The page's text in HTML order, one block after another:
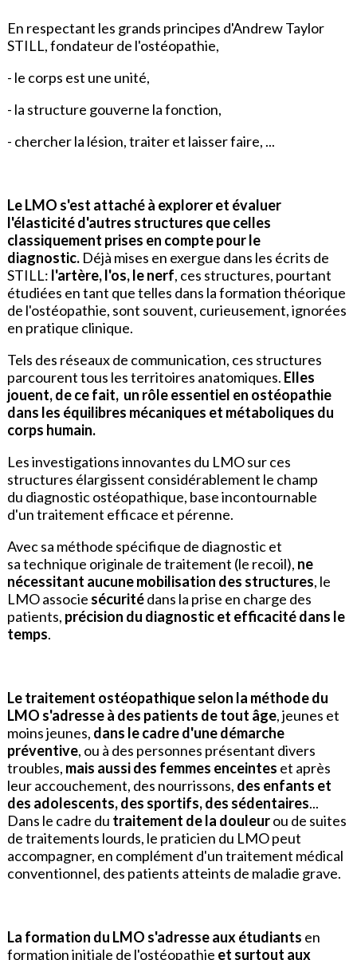
En respectant les grands principes d'Andrew Taylor
STILL, fondateur de l'ostéopathie,
- le corps est une unité,
- la structure gouverne la fonction,
- chercher la lésion, traiter et laisser faire, ...
Le LMO s'est attaché à explorer et évaluer
l'élasticité d'autres structures que celles
classiquement prises en compte pour le
diagnostic. Déjà mises en exergue dans les écrits de
STILL: l'artère, l'os, le nerf, ces structures, pourtant
étudiées en tant que telles dans la formation théorique
de l'ostéopathie, sont souvent, curieusement, ignorées
en pratique clinique.
Tels des réseaux de communication, ces structures
parcourent tous les territoires anatomiques. Elles
jouent, de ce fait, un rôle essentiel en ostéopathie
dans les équilibres mécaniques et métaboliques du
corps humain.
Les investigations innovantes du LMO sur ces
structures élargissent considérablement le champ
du diagnostic ostéopathique, base incontournable
d'un traitement efficace et pérenne.
Avec sa méthode spécifique de diagnostic et
sa technique originale de traitement (le recoil), ne
nécessitant aucune mobilisation des structures, le
LMO associe sécuritédans la prise en charge des
patients, précision du diagnostic et efficacité dans le
temps.
Le traitement ostéopathique selon la méthode du
LMO s'adresse à des patients de tout âge, jeunes et
moins jeunes, dans le cadre d'une démarche
préventive, ou à des personnes présentant divers
troubles, mais aussi des femmes enceintes et après
leur accouchement, des nourrissons, des enfants et
des adolescents, des sportifs, des sédentaires...
Dans le cadre du traitement de la douleurou de suites
de traitements lourds, le praticien du LMO peut
accompagner, en complément d'un traitement médical
conventionnel, des patients atteints de maladie grave.
La formation du LMO s'adresse aux étudiants en
formation initiale de l'ostéopathie et surtout aux